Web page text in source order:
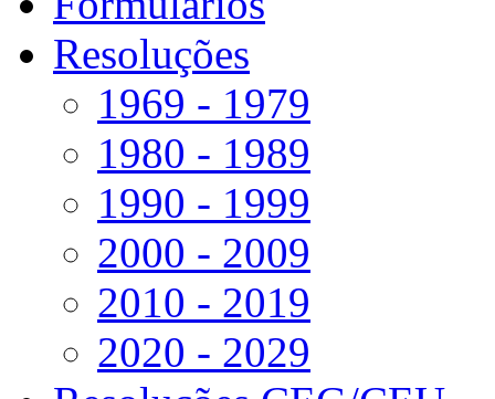
Resoluções
1969 - 1979
1980 - 1989
1990 - 1999
2000 - 2009
2010 - 2019
2020 - 2029